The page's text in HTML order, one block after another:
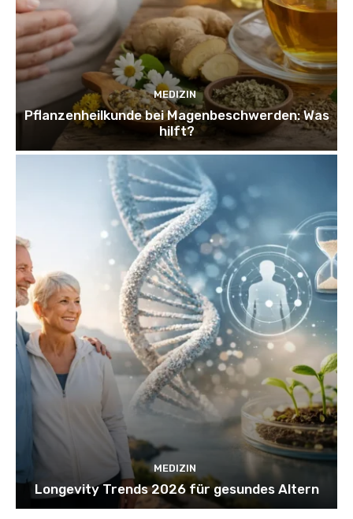
MEDIZIN
Pflanzenheilkunde bei Magenbeschwerden: Was
hilft?
MEDIZIN
Longevity Trends 2026 für gesundes Altern